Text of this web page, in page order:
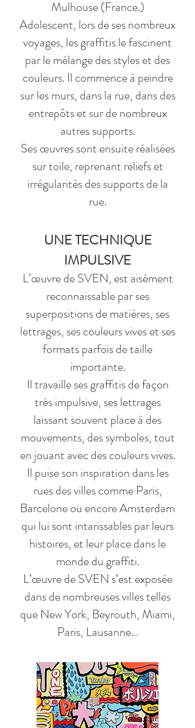
Mulhouse (France.)
Adolescent, lors de ses nombreux
voyages, les graffitis le fascinent
par le mélange des styles et des
couleurs. Il commence à peindre
sur les murs, dans la rue, dans des
entrepôts et sur de nombreux
autres supports.
Ses œuvres sont ensuite réalisées
sur toile, reprenant reliefs et
irrégularités des supports de la
rue.
UNE TECHNIQUE
IMPULSIVE
L’œuvre de SVEN, est aisément
reconnaissable par ses
superpositions de matières, ses
lettrages, ses couleurs vives et ses
formats parfois de taille
importante.
Il travaille ses graffitis de façon
très impulsive, ses lettrages
laissant souvent place à des
mouvements, des symboles, tout
en jouant avec des couleurs vives.
Il puise son inspiration dans les
rues des villes comme Paris,
Barcelone ou encore Amsterdam
qui lui sont intarissables par leurs
histoires, et leur place dans le
monde du graffiti.
L’œuvre de SVEN s’est exposée
dans de nombreuses villes telles
que New York, Beyrouth, Miami,
Paris, Lausanne…